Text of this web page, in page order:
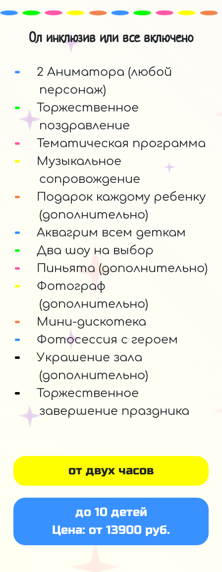
от двух часов
до 10 детей
Цена: от 13900 руб.
Ол инклюзив или все включено
2 Аниматора (любой
персонаж)
Торжественное
поздравление
Тематическая программа
Музыкальное
сопровождение
Подарок каждому ребенку
(дополнительно)
Аквагрим всем деткам
Два шоу на выбор
Пиньята (дополнительно)
Фотограф
(дополнительно)
Мини-дискотека
Фотосессия с героем
Украшение зала
(дополнительно)
Торжественное
завершение праздника